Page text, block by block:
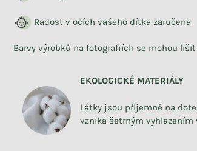
Radost v očích vašeho dítka zaručena
Barvy výrobků na fotografiích se mohou
EKOLOGICKÉ MATERIÁLY
Látky jsou příjemné na
vzniká šetrným vyhlazením